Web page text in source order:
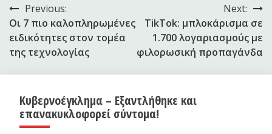
Πλοήγηση
άρθρων
Previous:
Οι 7 πιο καλοπληρωμένες
ειδικότητες στον τομέα
της τεχνολογίας
Next:
TikTok: μπλοκάρισμα σε
1.700 λογαριασμούς με
φιλορωσική προπαγάνδα
Κυβερνοέγκλημα – Εξαντλήθηκε και
επανακυκλοφορεί σύντομα!